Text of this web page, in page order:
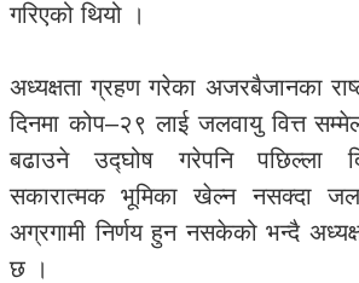
गरिएको थियो ।
अध्यक्षता ग्रहण गरेका अजरबैजानका
दिनमा कोप–२९ लाई जलवायु वित्त
बढाउने उद्घोष गरेपनि पछिल्ला
सकारात्मक भूमिका खेल्न नसक्दा
अग्रगामी निर्णय हुन नसकेको भन्दै
छ ।